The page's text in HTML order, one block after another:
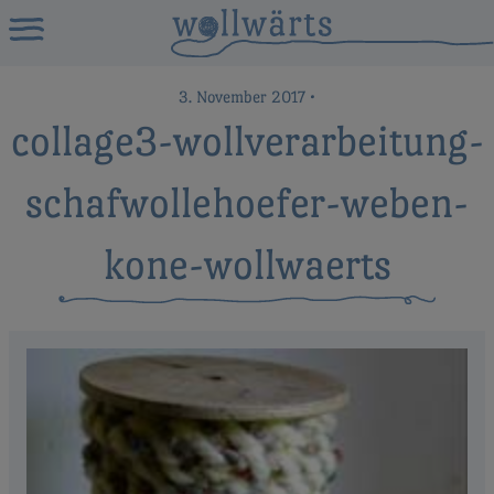
3. November 2017 •
collage3-wollverarbeitung-
schafwollehoefer-weben-
kone-wollwaerts